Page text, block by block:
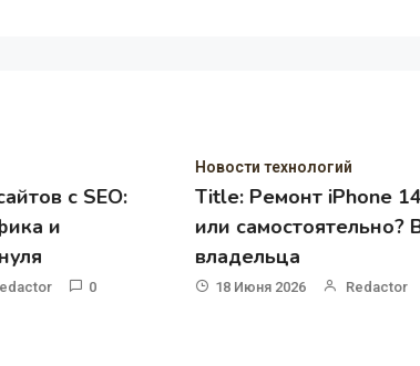
с SEO:
и
0
Новости технологий
Title: Ремонт iPhone
или самостоятельно?
владельца
18 Июня 2026 Redactor